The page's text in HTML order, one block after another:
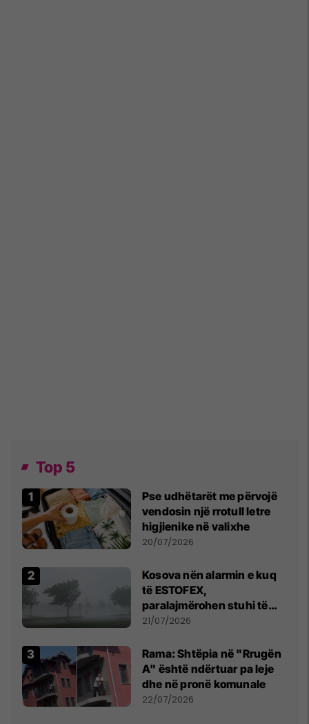
Top 5
Pse udhëtarët me përvojë
vendosin një rrotull letre
higjienike në valixhe
20/07/2026
Kosova nën alarmin e kuq
të ESTOFEX,
paralajmërohen stuhi të
fuqishme me breshër dhe
21/07/2026
Rama: Shtëpia në "Rrugën
A" është ndërtuar pa leje
dhe në pronë komunale
22/07/2026